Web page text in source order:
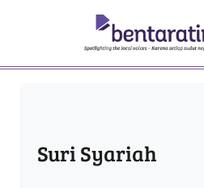
Suri Syariah